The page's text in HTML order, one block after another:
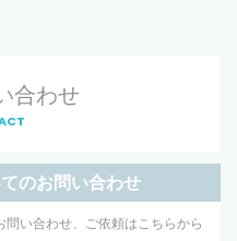
合わせ
のお問い合わせ
い合わせ、ご依頼はこちらから